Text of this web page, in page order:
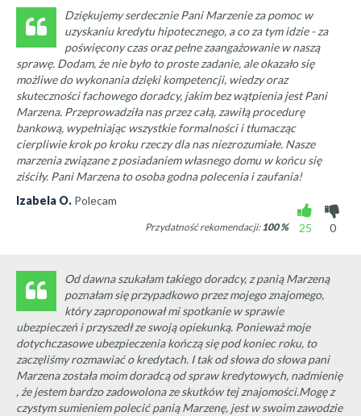
Dziękujemy serdecznie Pani Marzenie za pomoc w
uzyskaniu kredytu hipotecznego, a co za tym idzie - za
poświęcony czas oraz pełne zaangażowanie w naszą
sprawę. Dodam, że nie było to proste zadanie, ale okazało się
możliwe do wykonania dzięki kompetencji, wiedzy oraz
skuteczności fachowego doradcy, jakim bez wątpienia jest Pani
Marzena. Przeprowadziła nas przez całą, zawiłą procedurę
bankową, wypełniając wszystkie formalności i tłumacząc
cierpliwie krok po kroku rzeczy dla nas niezrozumiałe. Nasze
marzenia związane z posiadaniem własnego domu w końcu się
ziściły. Pani Marzena to osoba godna polecenia i zaufania!
Izabela O. Polecam
25
0
Przydatność rekomendacji:100%
Od dawna szukałam takiego doradcy, z panią Marzeną
poznałam się przypadkowo przez mojego znajomego,
który zaproponował mi spotkanie w sprawie
ubezpieczeń i przyszedł ze swoją opiekunką. Ponieważ moje
dotychczasowe ubezpieczenia kończą się pod koniec roku, to
zaczęliśmy rozmawiać o kredytach. I tak od słowa do słowa pani
Marzena została moim doradcą od spraw kredytowych, nadmienię
, że jestem bardzo zadowolona ze skutków tej znajomości.Mogę z
czystym sumieniem polecić panią Marzenę, jest w swoim zawodzie